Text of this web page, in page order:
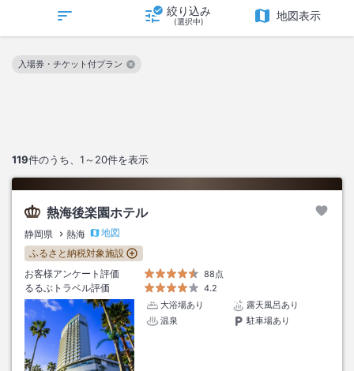
絞り込み
(選択中) 地図表示
119件のうち、 1～20件を表示
入場券・チケット付プラン
この絞り込み条件を解除
熱海後楽園ホテル
静岡県 熱海
地図
ふるさと納税対象施設
お客様アンケート評価
88点
るるぶトラベル評価
4.2
大浴場あり
露天風呂あり
温泉
駐車場あり